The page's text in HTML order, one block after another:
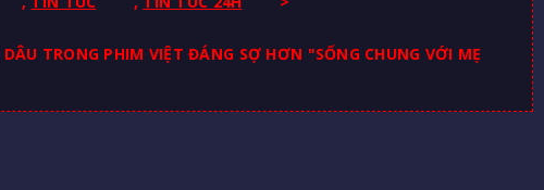
TRONG PHIM VIỆT ĐÁNG SỢ HƠN "SỐNG CHUNG VỚI MẸ